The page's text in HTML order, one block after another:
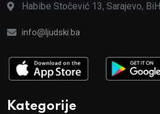
Habibe Stočević 13, Sarajevo, BiH
info@ljudski.ba
Kategorije